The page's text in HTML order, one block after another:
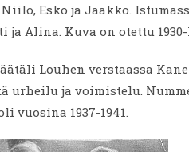
Esko ja Jaakko.
ja Alina. Kuva on otettu
Louhen verstaassa
urheilu ja voimistelu.
vuosina 1937-1941.